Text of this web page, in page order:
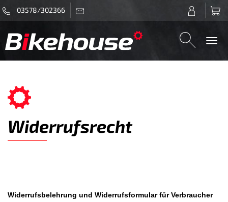
03578/302366
Widerrufsrecht
Widerrufsbelehrung und Widerrufsformular für Verbraucher